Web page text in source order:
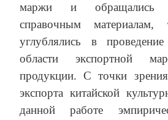
маржи и обращались
справочным
углублялись в
области экспортной
продукции. С точки
экспорта китайской
данной работе